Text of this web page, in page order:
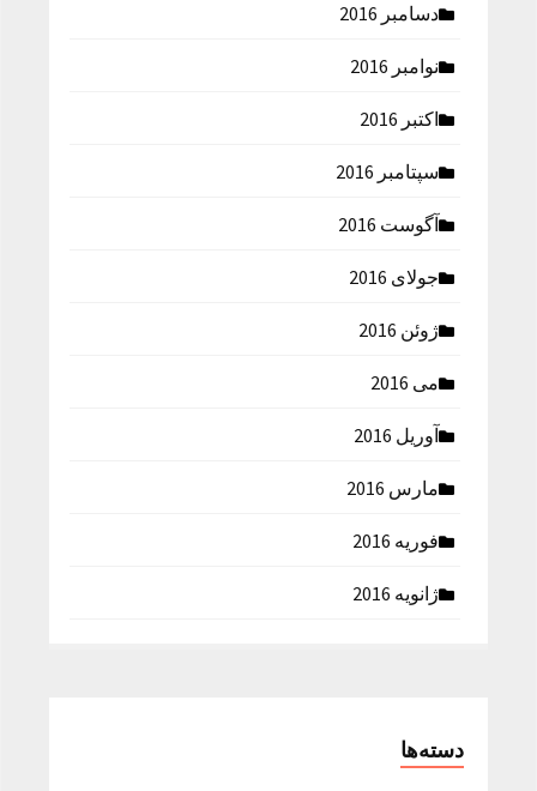
دسامبر 2016
نوامبر 2016
اکتبر 2016
سپتامبر 2016
آگوست 2016
جولای 2016
ژوئن 2016
می 2016
آوریل 2016
مارس 2016
فوریه 2016
ژانویه 2016
دسته‌ها